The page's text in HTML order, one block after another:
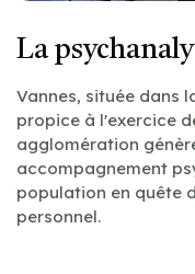
La
Vannes, située dans
propice à l'exercice
agglomération
accompagnement
population en quête
personnel.